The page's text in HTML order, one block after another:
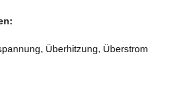
Überhitzung, Überstrom